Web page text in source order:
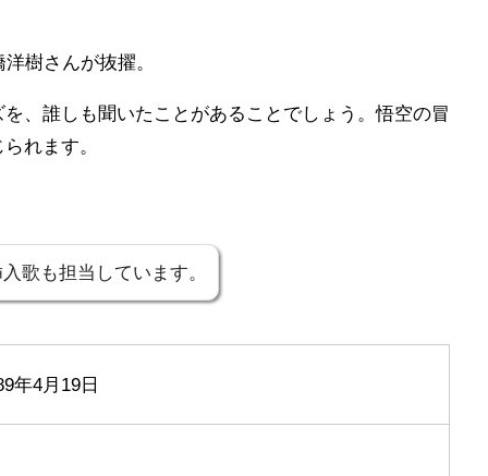
樹さんが抜擢。
を、誰しも聞いたことがあることでしょう。悟空の冒
れます。
歌も担当しています。
年4月19日